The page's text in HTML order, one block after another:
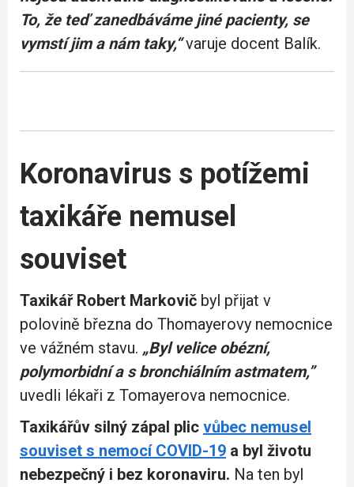
To, že teď zanedbáváme jiné pacienty, se
vymstí jim a nám taky,“varuje docent Balík.
Koronavirus s potížemi
taxikáře nemusel
souviset
Taxikář Robert Markovič byl přijat v
polovině března do Thomayerovy nemocnice
ve vážném stavu. „Byl velice obézní,
polymorbidní a s bronchiálním astmatem,”
uvedli lékaři z Tomayerova nemocnice.
Taxikářův silný zápal plic vůbec nemusel
souviset s nemocí COVID-19 a byl životu
nebezpečný i bez koronaviru. Na ten byl